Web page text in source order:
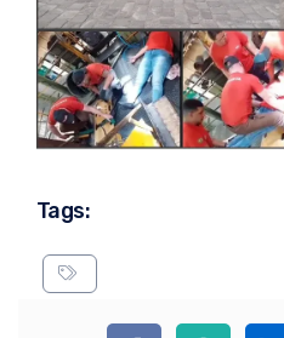
Tags: